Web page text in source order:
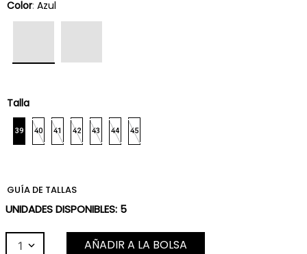
Color: Azul
Talla
39 40 41 42 43 44 45
GUÍA DE TALLAS
UNIDADES DISPONIBLES: 5
1 AÑADIR A LA BOLSA